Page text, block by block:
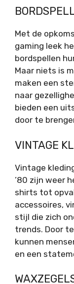
Met de
gaming leek
bordspellen
Maar niets is
maken een
naar
bieden een
door te
VINTAGE
Vintage
’80 zijn weer
shirts tot
accessoires,
stijl die zich
trends. Door
kunnen
en een